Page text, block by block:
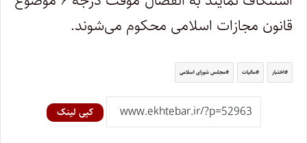
قانون مجازات اسلامی محکوم می‌شوند.
اختبار مالیات مجلس شورای اسلامی
کپی لینک